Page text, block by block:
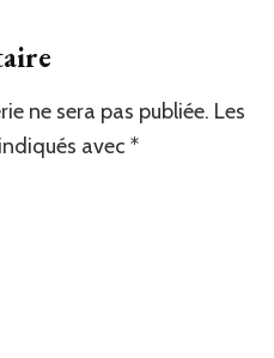
ne sera pas publiée. Les
avec *